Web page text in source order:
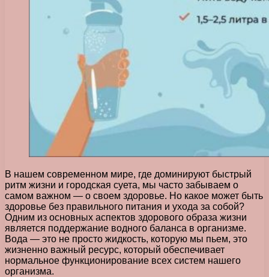
В нашем современном мире, где доминируют быстрый
ритм жизни и городская суета, мы часто забываем о
самом важном — о своем здоровье. Но какое может быть
здоровье без правильного питания и ухода за собой?
Одним из основных аспектов здорового образа жизни
является поддержание водного баланса в организме.
Вода — это не просто жидкость, которую мы пьем, это
жизненно важный ресурс, который обеспечивает
нормальное функционирование всех систем нашего
организма.